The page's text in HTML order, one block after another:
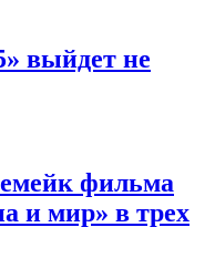
выйдет не
фильма
и мир» в трех